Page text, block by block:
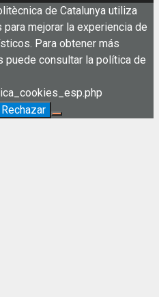
de Catalunya utiliza
mejorar la experiencia de
Para obtener más
consultar la política de
Rechazar